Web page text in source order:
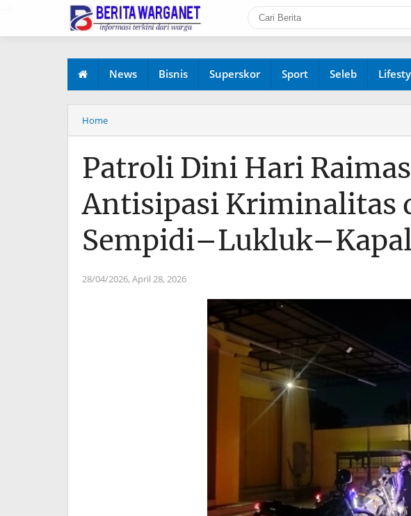
News Bisnis Superskor Sport Seleb
Home
Patroli Dini Hari
Antisipasi Kriminalitas
28/04/2026, April 28, 2026